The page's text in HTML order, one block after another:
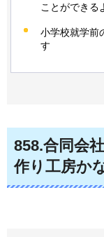
ことができる
小学校就学前
す
858.合同会社
作り工房か